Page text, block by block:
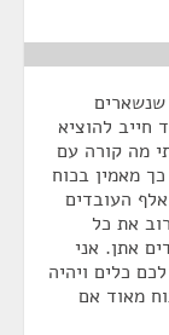
שנשארים
להוציא
מה קורה עם
כך מאמין בכוח
של הרשות שתוכל לפתור את הבעיה של 300 אלף העובדים
את כל
אתן. אני
כלים ויהיה
מאוד אם